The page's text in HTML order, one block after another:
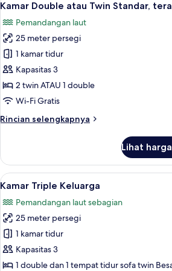
Standar
Orang,
teras,
pemandangan
samudra
semua
foto
untuk
Kamar
Double
atau
Twin
teras,
6
Kamar Double atau Twin Standar,
Pemandangan laut
25 meter persegi
1 kamar tidur
Kapasitas 3
2 twin ATAU 1 double
Wi-Fi Gratis
Rincian selengkapnya
Rincian
Kamar
Double
atau
Standar,
teras,
pemandangan
laut
Lihat
Lihat
semua
foto
untuk
Kamar
Triple
Keluarga
Seprai
6
Kamar Triple Keluarga
Pemandangan laut sebagian
25 meter persegi
1 kamar tidur
Kapasitas 3
1 double dan 1 tempat tidur sofa twin